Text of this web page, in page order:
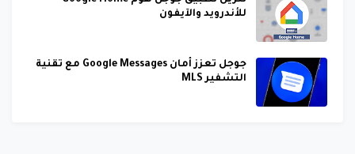
للأندرويد والآيفون
جوجل تعزز أمان Google Messages مع تقنية
التشفير MLS